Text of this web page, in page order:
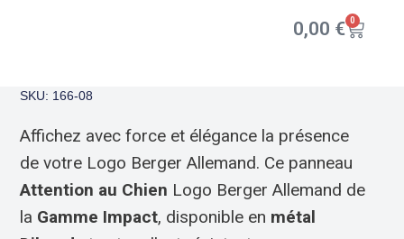
0,00 € 0
SKU: 166-08
Affichez avec force et élégance la présence
de votre Logo Berger Allemand. Ce panneau
Attention au Chien Logo Berger Allemand de
la Gamme Impact, disponible en métal